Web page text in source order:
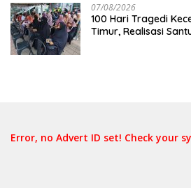
07/08/2026
100 Hari Tragedi
Timur, Realisasi
Error, no Advert ID set! Check your